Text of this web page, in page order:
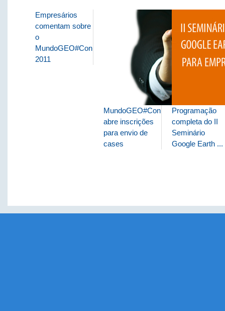
Empresários
comentam sobre
o
MundoGEO#Connect
2011
MundoGEO#Connect
abre inscrições
para envio de
cases
Programação
completa do II
Seminário
Google Earth ...